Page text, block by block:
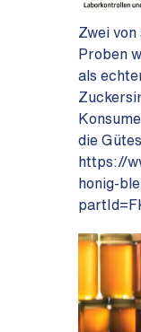
Zwei
Proben
als
die
https://
honig-